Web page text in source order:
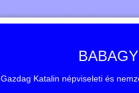
Gazdag Katalin népviseleti és